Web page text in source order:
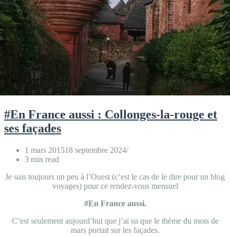
#En France aussi : Collonges-la-rouge et
ses façades
1 mars 201518 septembre 2024
3 min read
Je suis toujours un peu à l’Ouest (c’est le cas de le dire pour un blog
voyages) pour ce rendez-vous mensuel
#En France aussi.
C’est seulement aujourd’hui que j’ai su que le thème du mois de
mars portait sur les façades.